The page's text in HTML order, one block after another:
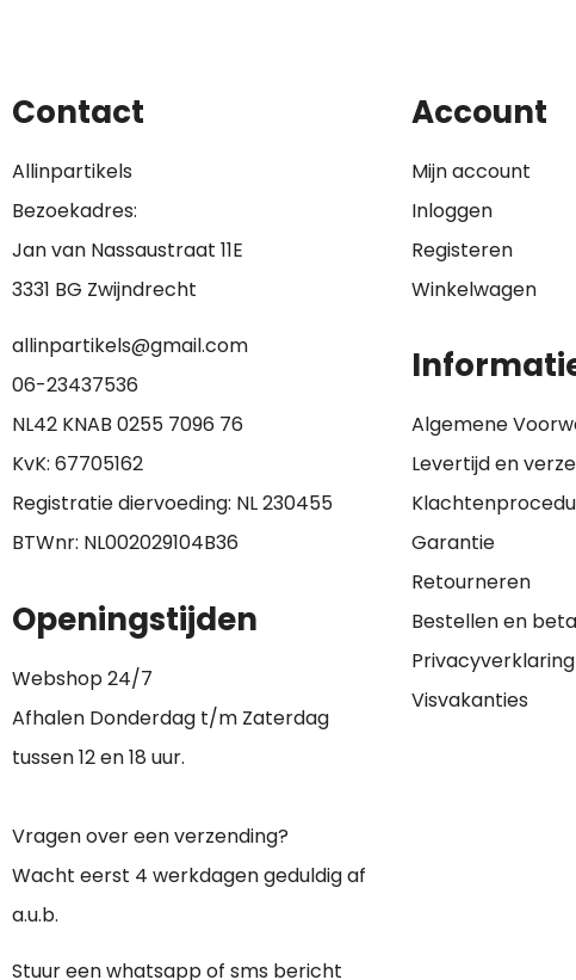
Contact
Allinpartikels
Bezoekadres:
Jan van Nassaustraat 11E
3331 BG Zwijndrecht
allinpartikels@gmail.com
06-23437536
NL42 KNAB 0255 7096 76
KvK: 67705162
Registratie diervoeding: NL 230455
BTWnr: NL002029104B36
Openingstijden
Webshop 24/7
Afhalen Donderdag t/m Zaterdag
tussen 12 en 18 uur.
Vragen over een verzending?
Wacht eerst 4 werkdagen geduldig af
a.u.b.
Stuur een whatsapp of sms bericht
Account
Mijn account
Inloggen
Registeren
Winkelwagen
Algemene
Levertijd en
Garantie
Retourneren
Bestellen en
Privacyverklaring
Visvakanties